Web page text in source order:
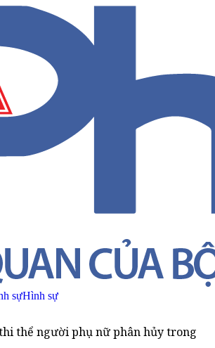
sựHình sự
thể người phụ nữ phân hủy trong